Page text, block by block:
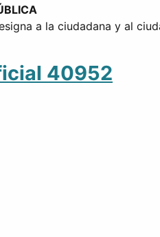
a la ciudadana y al
40952